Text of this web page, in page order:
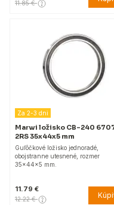
11.85 €
Za 2-3 dni
Marwi ložisko CB-240
2RS 35x44x5 mm
Guľôčkové ložisko jednoradé,
obojstranne utesnené, rozmer
35x44x5 mm.
11.79 €
12.22 €